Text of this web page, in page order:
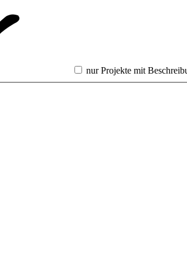
nur Projekte mit